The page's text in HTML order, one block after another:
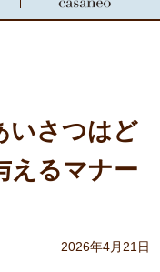
いさつはど
えるマナー
2026年4月21日